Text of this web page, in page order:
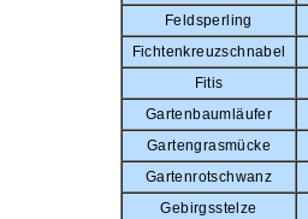
Feldsperling
Fichtenkreuzschnabel
Fitis
Gartenbaumläufer
Gartengrasmücke
Gartenrotschwanz
Gebirgsstelze